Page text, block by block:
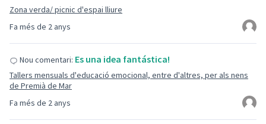
Fa més de 2 anys
Zona verda/ picnic d'espai lliure
Fa més de 2 anys
Nou comentari: Es una idea fantástica!
Tallers mensuals d'educació emocional, entre d'altres, per als nens
de Premià de Mar